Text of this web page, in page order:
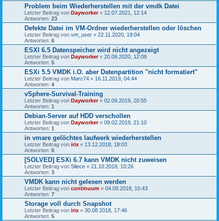
Problem beim Wiederherstellen mit der vmdk Datei
Letzter Beitrag von Dayworker« 12.07.2021, 12:14
Antworten: 23
Defekte Datei im VM-Ordner wiederherstellen oder löschen
Letzter Beitrag von vm_user « 22.11.2020, 19:04
Antworten: 6
ESXI 6.5 Datenspeicher wird nicht angezeigt
Letzter Beitrag von Dayworker« 20.09.2020, 12:09
Antworten: 5
ESXi 5.5 VMDK i.O. aber Datenpartition "nicht formatiert"
Letzter Beitrag von Marc74 « 16.11.2019, 04:44
Antworten: 4
vSphere-Survival-Training
Letzter Beitrag von Dayworker« 02.09.2019, 20:55
Antworten: 1
Debian-Server auf HDD verschollen
Letzter Beitrag von Dayworker« 09.02.2019, 21:10
Antworten: 1
in vmare gelöchtes laufwerk wiederherstellen
Letzter Beitrag von irix « 13.12.2018, 18:03
Antworten: 6
[SOLVED] ESXi 6.7 kann VMDK nicht zuweisen
Letzter Beitrag von Silece « 21.10.2018, 10:26
Antworten: 3
VMDK kann nicht gelesen werden
Letzter Beitrag von continuum « 04.09.2018, 15:43
Antworten: 7
Storage voll durch Snapshot
Letzter Beitrag von irix « 30.08.2018, 17:46
Antworten: 5